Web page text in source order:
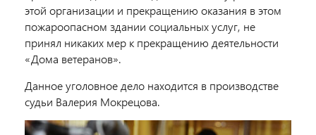
этой организации и прекращению оказания в этом
пожароопасном здании социальных услуг, не
принял никаких мер к прекращению деятельности
«Дома ветеранов».
Данное уголовное дело находится в производстве
судьи Валерия Мокрецова.